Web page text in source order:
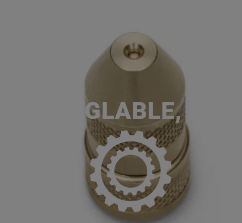
BUSE RÉGLABLE,